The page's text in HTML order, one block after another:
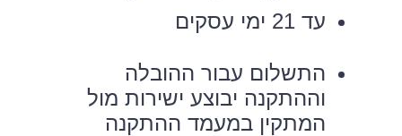
עד 21 ימי עסקים
התשלום עבור ההובלה
וההתקנה יבוצע ישירות מול
המתקין במעמד ההתקנה